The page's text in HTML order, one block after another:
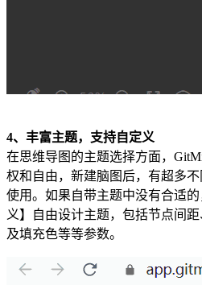
4、丰富主题，支持自定义
在思维导图的主题选择方面，
权和自由，新建脑图后，有超多
使用。如果自带主题中没有合适
义】自由设计主题，包括节点间
及填充色等等参数。